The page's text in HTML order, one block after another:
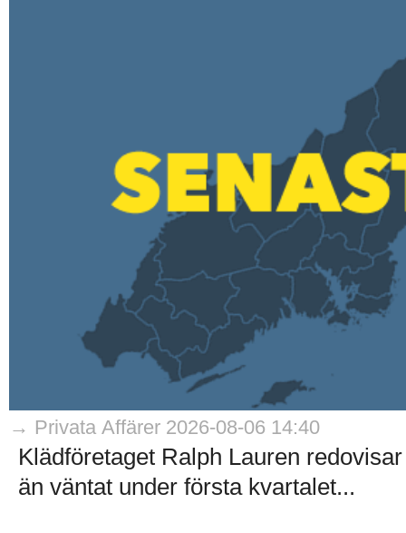
→ Privata Affärer 2026-08-06 14:40
Klädföretaget Ralph Lauren
än väntat under första kvartalet...